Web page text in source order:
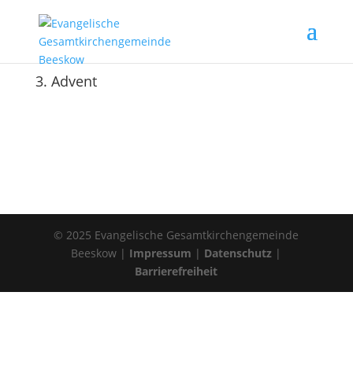
3. Advent
© 2025 Evangelische Gesamtkirchengemeinde
Beeskow | Impressum | Datenschutz |
Barrierefreiheit